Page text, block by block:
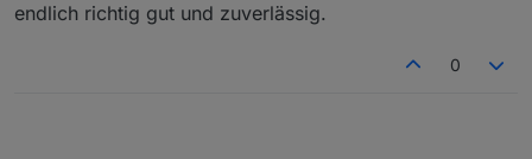
endlich richtig gut und zuverlässig.
0